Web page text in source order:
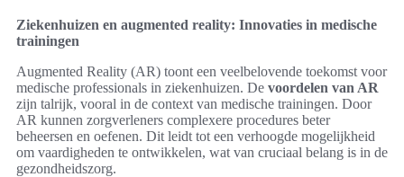
Ziekenhuizen en augmented reality: Innovaties in medische
trainingen
Augmented Reality (AR) toont een veelbelovende toekomst voor
medische professionals in ziekenhuizen. De voordelen van AR
zijn talrijk, vooral in de context van medische trainingen. Door
AR kunnen zorgverleners complexere procedures beter
beheersen en oefenen. Dit leidt tot een verhoogde mogelijkheid
om vaardigheden te ontwikkelen, wat van cruciaal belang is in de
gezondheidszorg.